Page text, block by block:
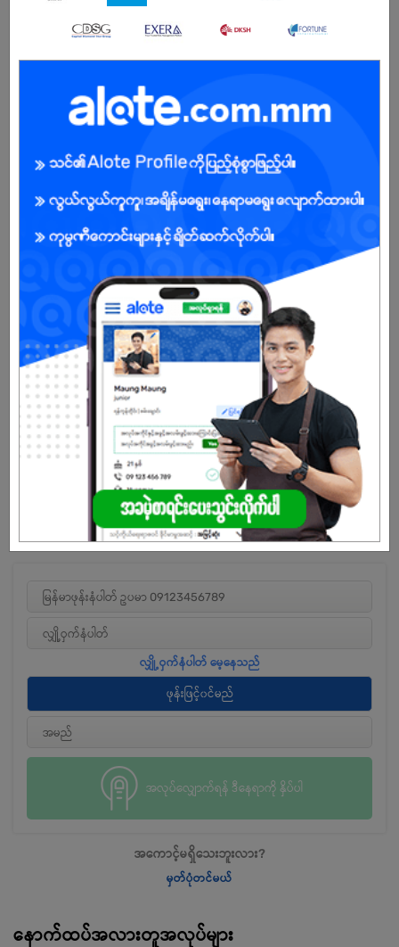
အခွင့်အရေးရှိသူ : ကျား/မ
ကျွန်ုပ်တို့ကုမ္ပဏီအကြောင်း
R.Oasis Limited သည် မြန်မာနိုင်ငံရှိ ဆေးဝါးဈေးကွက်တွင် ယုံကြည်စိတ်ချရ
အရည်အသွေးမြင့် ဆေးဝါးများကို အသုံးပြုသူများထံ သင့်တင့်သောဈေးနှုန်းဖြင့်
ပံ့ပိုးပေးနိုင်ရန် အမြဲတမ်း ကြိုးပမ်းလျက်ရှိပါသည်။
ကျွန်ုပ်တို့၏ အတွေ့အကြုံရှိသော Import, Export နှင့် Supply Team များ၏
ပူးပေါင်းဆောင်ရွက်မှုကြောင့် ဆေးဝါးမျိုးစုံကို ယုံကြည်စိတ်ချရသော
ဝန်ဆောင်မှုဖြင့် ဖြန့်ဖြူးပေးလျက်ရှိပြီး လုပ်ငန်းမိတ်ဖက်များနှင့် ဖောက်သည်
များ၏ ယုံကြည်မှုကို ဆက်လက်ရရှိနေပါသည်။
R.Oasis Limited သည် ဝန်ထမ်းများ၏ တိုးတက်မှုကိုလည်း အရေးထားသည့်
ကုမ္ပဏီတစ်ခုဖြစ်ပြီး Professional Working Environment တစ်ခုအတွင်း
အတွေ့အကြုံများရရှိကာ အတူတကွ တိုးတက်နိုင်သော အခွင့်အလမ်းများကို
ပေးလျက်ရှိပါသည်။
Registered Office Address –
အမှတ် (1-A)၊ ဂန္ဓမာ (၆) လမ်းနှင့် ပိတောက်လမ်းထောင့်၊
မင်္ဂလာတောင်ညွန့်မြို့နယ်၊ ရန်ကုန်မြို့။
အလုပ်လျှောက်ရန် ဒီနေရာကို နှိပ်ပါ
အကောင့်မရှိသေးဘူးလား?
မှတ်ပုံတင်မယ်
နောက်ထပ်အလားတူအလုပ်များ